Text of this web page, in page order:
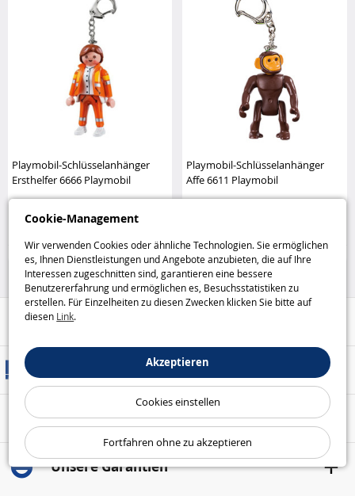
Cookie-Management
Wir verwenden Cookies oder ähnliche Technologien. Sie ermöglichen
es, Ihnen Dienstleistungen und Angebote anzubieten, die auf Ihre
Interessen zugeschnitten sind, garantieren eine bessere
Benutzererfahrung und ermöglichen es, Besuchsstatistiken zu
erstellen. Für Einzelheiten zu diesen Zwecken klicken Sie bitte auf
diesen Link.
Akzeptieren
Cookies einstellen
Fortfahren ohne zu akzeptieren
Playmobil-Schlüsselanhänger
Ersthelfer 6666 Playmobil
,99€
Playmobil
Playmobil-Schlüsselanhänger
Affe 6611 Playmobil
Playmobil
Hilfe / Kontakt
Sicheres Bezahlen
Unsere Garantien